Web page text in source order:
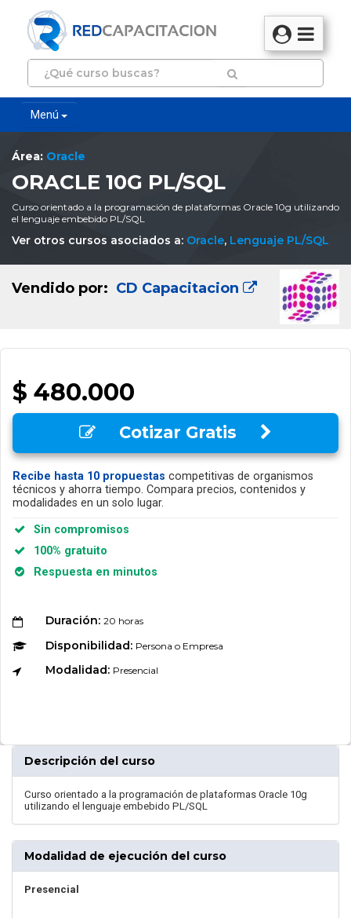
Menú
Área: Oracle
ORACLE 10G PL/SQL
Curso orientado a la programación de plataformas Oracle 10g utilizando
el lenguaje embebido PL/SQL
Ver otros cursos asociados a: Oracle, Lenguaje PL/SQL
Vendido por: CD Capacitacion
$ 480.000
Cotizar Gratis
Recibe hasta 10 propuestas competitivas de organismos
técnicos y ahorra tiempo. Compara precios, contenidos y
modalidades en un solo lugar.
Sin compromisos
100% gratuito
Respuesta en minutos
Duración: 20 horas
Disponibilidad: Persona o Empresa
Modalidad: Presencial
Descripción del curso
Curso orientado a la programación de plataformas Oracle 10g
utilizando el lenguaje embebido PL/SQL
Modalidad de ejecución del curso
Presencial